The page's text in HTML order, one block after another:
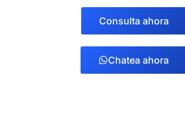
Consulta ahora
Chatea ahora